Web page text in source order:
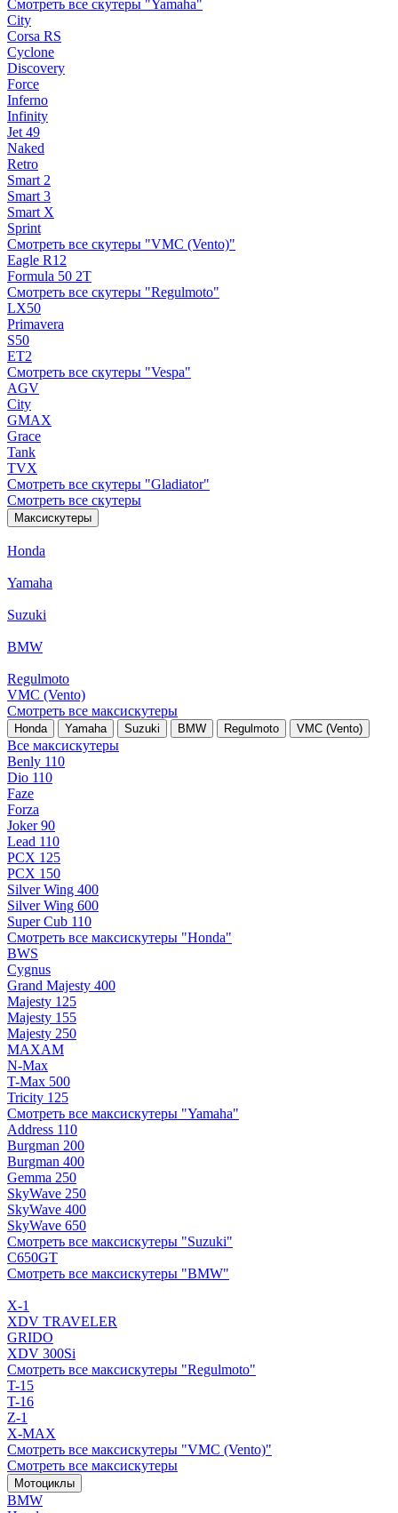
Смотреть все скутеры "Yamaha"
City
Corsa RS
Cyclone
Discovery
Force
Inferno
Infinity
Jet 49
Naked
Retro
Smart 2
Smart 3
Smart X
Sprint
Смотреть все скутеры "VMC (Vento)"
Eagle R12
Formula 50 2Т
Смотреть все скутеры "Regulmoto"
LX50
Primavera
S50
ET2
Смотреть все скутеры "Vespa"
AGV
City
GMAX
Grace
Tank
TVX
Смотреть все скутеры "Gladiator"
Смотреть все скутеры
Максискутеры
Honda
Yamaha
Suzuki
BMW
Regulmoto
VMC (Vento)
Смотреть все максискутеры
Honda Yamaha Suzuki BMW Regulmoto VMC (Vento)
Все максискутеры
Benly 110
Dio 110
Faze
Forza
Joker 90
Lead 110
PCX 125
PCX 150
Silver Wing 400
Silver Wing 600
Super Cub 110
Смотреть все максискутеры "Honda"
BWS
Cygnus
Grand Majesty 400
Majesty 125
Majesty 155
Majesty 250
MAXAM
N-Max
T-Max 500
Tricity 125
Смотреть все максискутеры "Yamaha"
Address 110
Burgman 200
Burgman 400
Gemma 250
SkyWave 250
SkyWave 400
SkyWave 650
Смотреть все максискутеры "Suzuki"
C650GT
Смотреть все максискутеры "BMW"
X-1
XDV TRAVELER
GRIDO
XDV 300Si
Смотреть все максискутеры "Regulmoto"
T-15
T-16
Z-1
X-MAX
Смотреть все максискутеры "VMC (Vento)"
Смотреть все максискутеры
Мотоциклы
BMW